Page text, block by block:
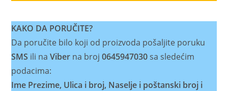
KAKO DA PORUČITE?
Da poručite bilo koji od proizvoda pošaljite poruku
SMS ili naViber na broj0645947030sa sledećim
podacima:
Ime Prezime, Ulica i broj, Naselje i poštanski broj i